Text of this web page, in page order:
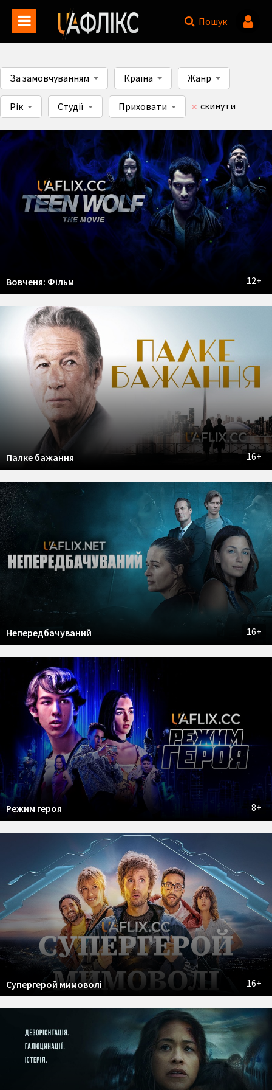
Пошук
За замовчуванням Країна Жанр
Рік Студії Приховати скинути
12+
Вовченя: Фільм
16+
Палке бажання
16+
Непередбачуваний
8+
Режим героя
16+
Супергерой мимоволі